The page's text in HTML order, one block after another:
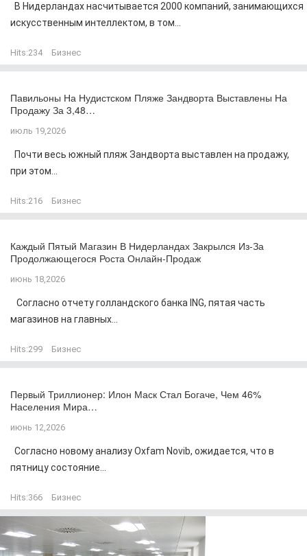
В Нидерландах насчитывается 2000 компаний, занимающихся
искусственным интеллектом, в том...
Hits:234 Бизнес
Павильоны На Нудистском Пляже Зандворта Выставлены На
Продажу За 3,48…
июль 19,2026
Почти весь южный пляж Зандворта выставлен на продажу,
при этом...
Hits:216 Бизнес
Каждый Пятый Магазин В Нидерландах Закрылся Из-За
Продолжающегося Роста Онлайн-Продаж
июнь 18,2026
Согласно отчету голландского банка ING, пятая часть
магазинов на главных...
Hits:299 Бизнес
Первый Триллионер: Илон Маск Стал Богаче, Чем 46%
Населения Мира…
июнь 12,2026
Согласно новому анализу Oxfam Novib, ожидается, что в
пятницу состояние...
Hits:366 Бизнес